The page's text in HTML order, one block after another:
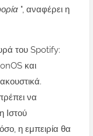
", αναφέρει η
του Spotify:
και
να
Ιστού
η εμπειρία θα